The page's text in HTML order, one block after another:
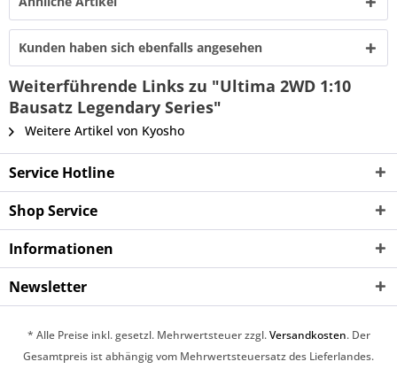
Kunden haben sich ebenfalls angesehen
Weiterführende Links zu "Ultima 2WD 1:10
Bausatz Legendary Series"
Weitere Artikel von Kyosho
Service Hotline
Shop Service
Informationen
Newsletter
* Alle Preise inkl. gesetzl. Mehrwertsteuer zzgl.Versandkosten. Der
Gesamtpreis ist abhängig vom Mehrwertsteuersatz des Lieferlandes.